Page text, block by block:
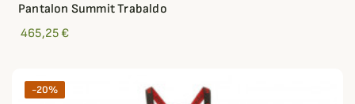
Pantalon Summit Trabaldo
465,25 €
-20%